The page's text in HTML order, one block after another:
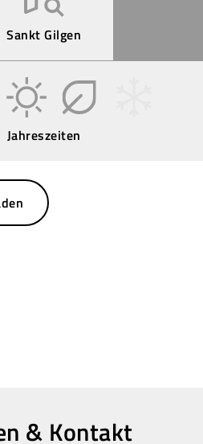
Sankt Gilgen
Jahreszeiten
& Kontakt